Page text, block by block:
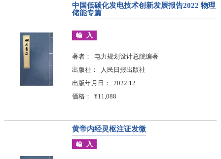
中国低碳化发电技术创新发展报告2022 物理
储能专篇
輸入
著者
电力规划设计总院编著
出版社
人民日报出版社
出版年月日
2022.12
価格
¥11,088
黄帝内经灵枢注证发微
輸入